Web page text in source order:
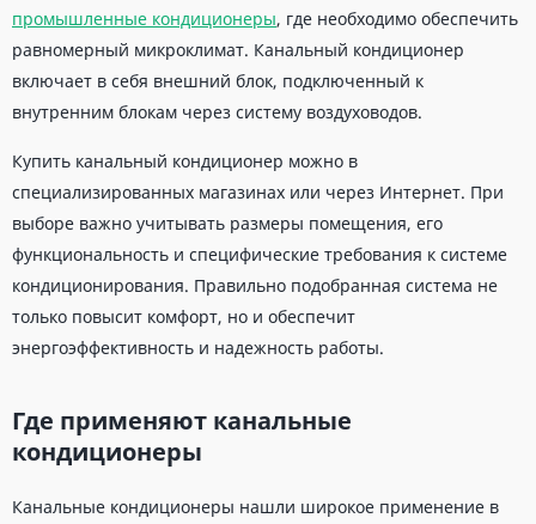
промышленные кондиционеры, где необходимо обеспечить
равномерный микроклимат. Канальный кондиционер
включает в себя внешний блок, подключенный к
внутренним блокам через систему воздуховодов.
Купить канальный кондиционер можно в
специализированных магазинах или через Интернет. При
выборе важно учитывать размеры помещения, его
функциональность и специфические требования к системе
кондиционирования. Правильно подобранная система не
только повысит комфорт, но и обеспечит
энергоэффективность и надежность работы.
Где применяют канальные
кондиционеры
Канальные кондиционеры нашли широкое применение в